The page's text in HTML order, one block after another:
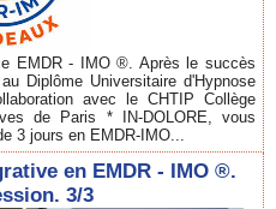
EMDR - IMO ®. Après le succès
Diplôme Universitaire d'Hypnose
avec le CHTIP Collège
de Paris * IN-DOLORE, vous
3 jours en EMDR-IMO...
en EMDR - IMO ®.
3/3